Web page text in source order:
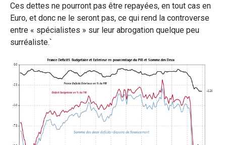
Ces dettes ne pourront pas être repayées, en tout cas en
Euro, et donc ne le seront pas, ce qui rend la controverse
entre « spécialistes » sur leur abrogation quelque peu
surréaliste.`